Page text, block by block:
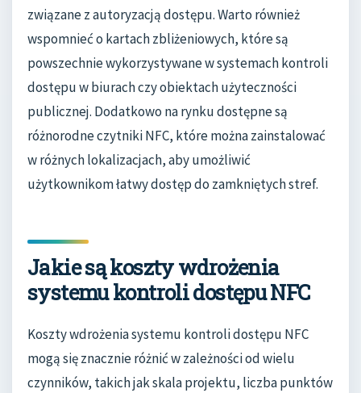
związane z autoryzacją dostępu. Warto również
wspomnieć o kartach zbliżeniowych, które są
powszechnie wykorzystywane w systemach kontroli
dostępu w biurach czy obiektach użyteczności
publicznej. Dodatkowo na rynku dostępne są
różnorodne czytniki NFC, które można zainstalować
w różnych lokalizacjach, aby umożliwić
użytkownikom łatwy dostęp do zamkniętych stref.
Jakie są koszty wdrożenia
systemu kontroli dostępu NFC
Koszty wdrożenia systemu kontroli dostępu NFC
mogą się znacznie różnić w zależności od wielu
czynników, takich jak skala projektu, liczba punktów